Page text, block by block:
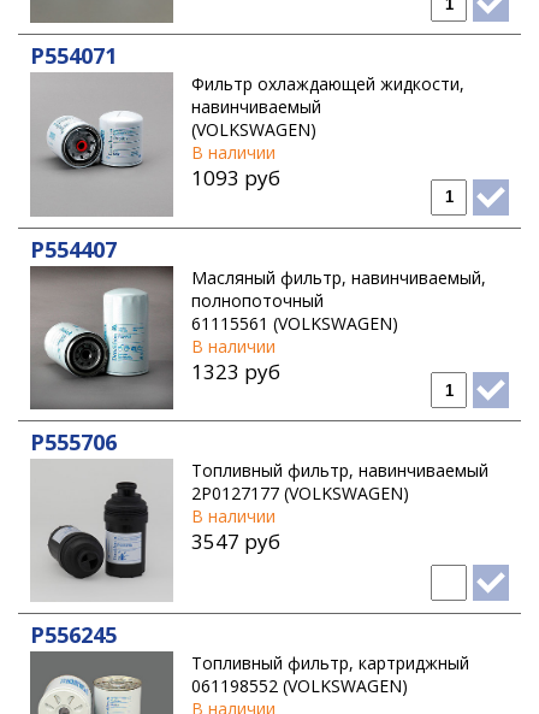
P554071
Фильтр охлаждающей жидкости,
навинчиваемый
(VOLKSWAGEN)
В наличии
1093 руб
P554407
Масляный фильтр, навинчиваемый,
полнопоточный
61115561 (VOLKSWAGEN)
В наличии
1323 руб
P555706
Топливный фильтр, навинчиваемый
2P0127177 (VOLKSWAGEN)
В наличии
3547 руб
P556245
Топливный фильтр, картриджный
061198552 (VOLKSWAGEN)
В наличии